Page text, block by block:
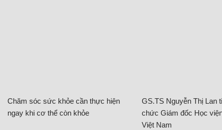
Chăm sóc sức khỏe cần thực hiện
ngay khi cơ thể còn khỏe
GS.TS Nguyễn Thị Lan
chức Giám đốc Học
Việt Nam